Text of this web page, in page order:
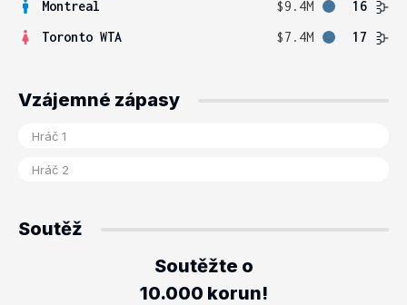
Montreal $9.4M
16
Toronto WTA
$7.4M 17
Vzájemné zápasy
Soutěž
Soutěžte o
10.000 korun!